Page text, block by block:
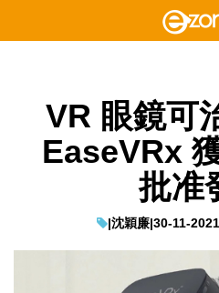
VR 眼鏡可
EaseVRx
批准
|沈穎廉|30-11-